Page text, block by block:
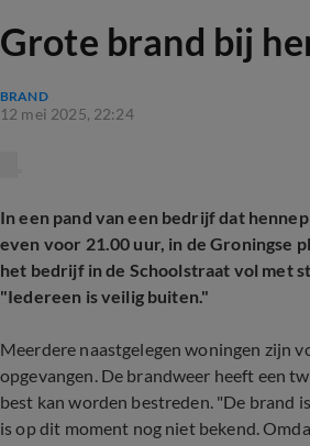
Grote brand bij
BRAND
12 mei 2025, 22:24
In een pand van een bedrijf dat
even voor 21.00 uur, in de Groningse
het bedrijf in de Schoolstraat vol met
"Iedereen is veilig buiten."
Meerdere naastgelegen woningen zijn
opgevangen. De brandweer heeft een
best kan worden bestreden. "De brand
is op dit moment nog niet bekend.